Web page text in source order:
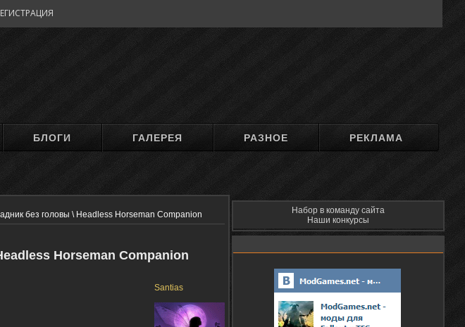
БЛОГИ ГАЛЕРЕЯ РАЗНОЕ РЕКЛАМА
без головы \ Headless Horseman Companion
Horseman Companion
Santias
Набор в команду сайта
Наши конкурсы